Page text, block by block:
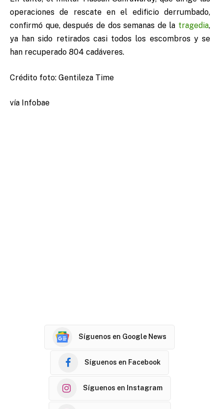
operaciones de rescate en el edificio derrumbado,
confirmó que, después de dos semanas de la tragedia,
ya han sido retirados casi todos los escombros y se
han recuperado 804 cadáveres.
Crédito foto: Gentileza Time
vía Infobae
Síguenos en Google News
Síguenos en Facebook
Síguenos en Instagram